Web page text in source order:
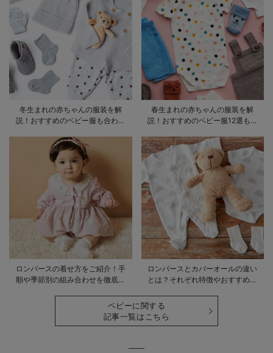
冬生まれの赤ちゃんの服装を解
説！おすすめのベビー服も合わせ
春生まれの赤ちゃんの服装を解
説！おすすめのベビー服12選も合
ロンパースの着せ方をご紹介！手
順や季節別の組み合わせを徹底解
ロンパースとカバーオールの違い
とは？それぞれ特徴やおすすめ商
ベビーに関する
記事一覧はこちら